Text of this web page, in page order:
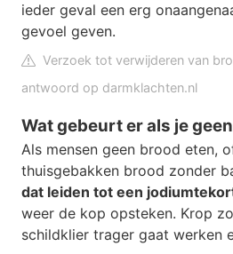
ieder geval een erg
gevoel geven.
Verzoek tot verwijderen van
antwoord op darmklachten.nl
Wat gebeurt er als je
Als mensen geen brood eten,
thuisgebakken brood zonder
dat leiden tot een
weer de kop opsteken. Krop
schildklier trager gaat werken